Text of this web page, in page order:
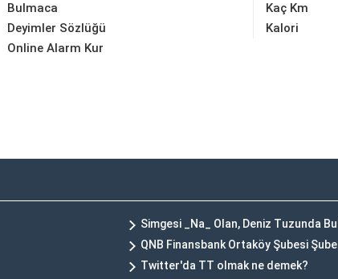
Bulmaca
Deyimler Sözlüğü
Kaç Km
Kalori
Online Alarm Kur
Simgesi _Na_ Olan, Deniz Tuzunda
QNB Finansbank Ortaköy Şubesi
Twitter'da TT olmak ne demek?